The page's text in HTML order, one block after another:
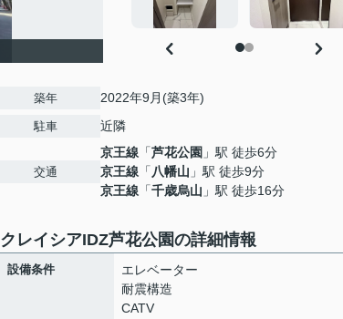
築年 2022年9月(築3年)
駐車 近隣
交通
京王線 「芦花公園 」駅 徒歩6分
京王線 「 八幡山 」駅 徒歩9分
京王線 「千歳烏山 」駅 徒歩16分
クレイシアIDZ芦花公園の詳細情報
設備条件
エレベーター
耐震構造
CATV